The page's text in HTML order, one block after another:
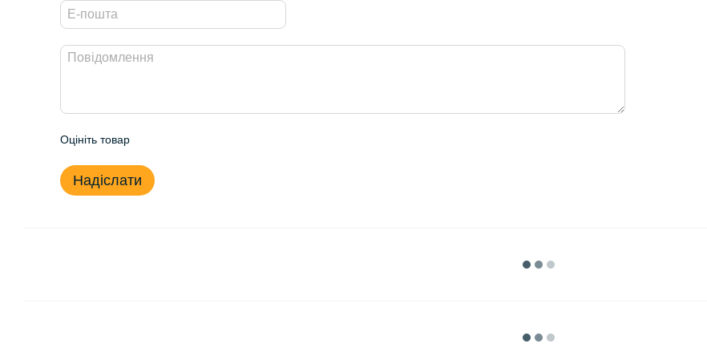
Оцініть товар
Надіслати